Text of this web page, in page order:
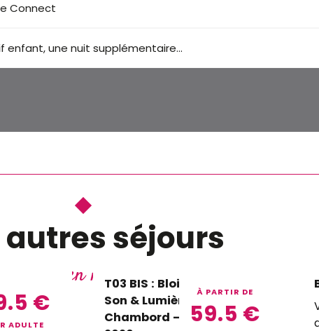
Connect
enfant, une nuit supplémentaire...
autres séjours
clés en main
€
ADULTE
+
À PARTIR DE
59.5 €
T03 BIS : Blois (château +
Son & Lumière) –
Chambord – Chenonceau